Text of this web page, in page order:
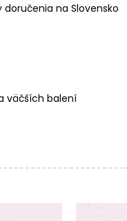
na Slovensko
väčších balení